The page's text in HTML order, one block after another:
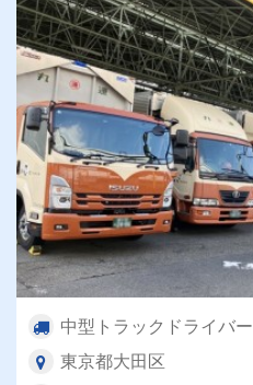
中型トラックドライバー
東京都大田区